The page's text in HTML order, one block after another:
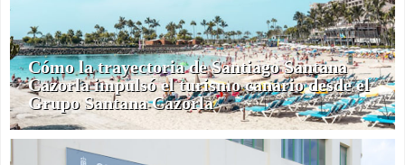
Cómo la trayectoria de Santiago Santana
Cazorla impulsó el turismo canario desde el
Grupo Santana Cazorla